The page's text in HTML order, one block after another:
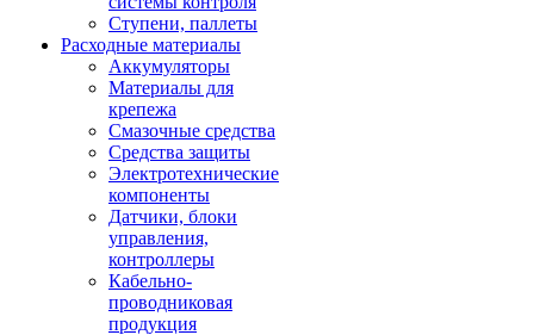
Ступени, паллеты
Расходные материалы
Аккумуляторы
Материалы для
крепежа
Смазочные средства
Средства защиты
Электротехнические
компоненты
Датчики, блоки
управления,
контроллеры
Кабельно-
проводниковая
продукция